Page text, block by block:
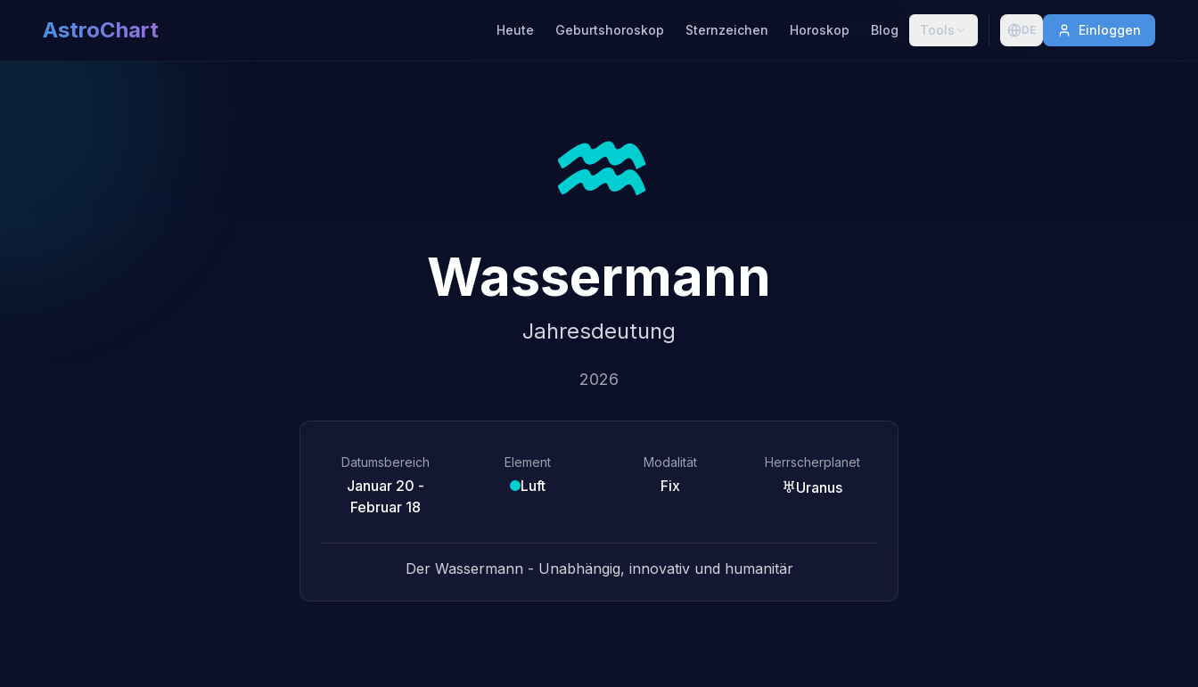
AstroChart Heute Geburtshoroskop Sternzeichen Horoskop Blog Tools DE Einloggen
♒
Wassermann
Jahresdeutung
2026
Datumsbereich
Januar 20 -
Februar 18
Element
Luft
Modalität
Fix
Herrscherplanet
♅Uranus
Der Wassermann - Unabhängig, innovativ und humanitär